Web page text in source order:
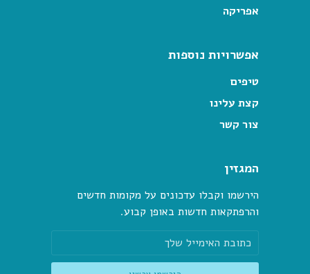
אפריקה
אפשרויות נוספות
טיפים
קצת עלינו
צור קשר
המגזין
הירשמו וקבלו עדכונים על מקומות חדשים
והרפתקאות חדשות באופן קבוע.